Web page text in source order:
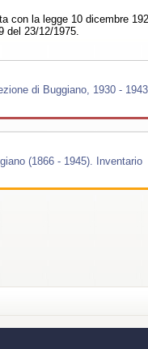
con la legge 10 dicembre
del 23/12/1975.
di Buggiano, 1930 - 1943
(1866 - 1945). Inventario